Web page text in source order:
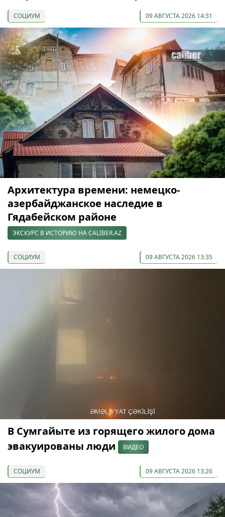
СОЦИУМ 09 АВГУСТА 2026 14:31
Архитектура времени: немецко-
азербайджанское наследие в
Гядабейском районе
ЭКСКУРС В ИСТОРИЮ НА CALIBER.AZ
СОЦИУМ 09 АВГУСТА 2026 13:35
В Сумгайыте из горящего жилого дома
эвакуированы люди
ВИДЕО
СОЦИУМ 09 АВГУСТА 2026 13:26